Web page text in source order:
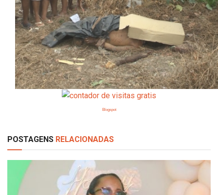
Blogspot
POSTAGENS RELACIONADAS